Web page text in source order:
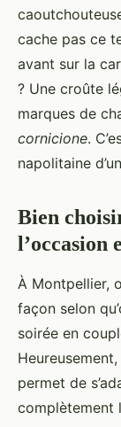
cache pas ce
avant sur la
? Une croûte
marques de
cornicione.
napolitaine
Bien
l’occasion
À Montpellier,
façon selon
soirée en
permet de
complètement